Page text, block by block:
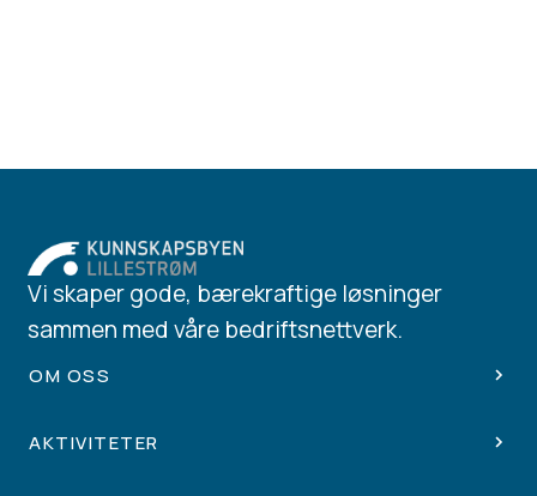
Vi skaper gode, bærekraftige løsninger
sammen med våre bedriftsnettverk.
OM OSS
AKTIVITETER